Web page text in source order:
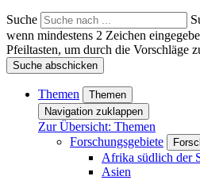
Suche
wenn mindestens 2 Zeichen
Pfeiltasten, um durch die Vorschläge
Suche abschicken
Themen
Themen
Navigation zuklappen
Zur Übersicht: Themen
Forschungsgebiete
Afrika südlich der
Asien